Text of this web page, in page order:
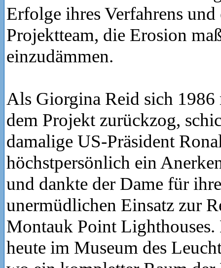
Erfolge ihres Verfahrens und
Projektteam, die Erosion
einzudämmen.
Als Giorgina Reid sich 1986
dem Projekt zurückzog,
damalige US-Präsident
höchstpersönlich ein
und dankte der Dame für
unermüdlichen Einsatz zur
Montauk Point
heute im Museum des